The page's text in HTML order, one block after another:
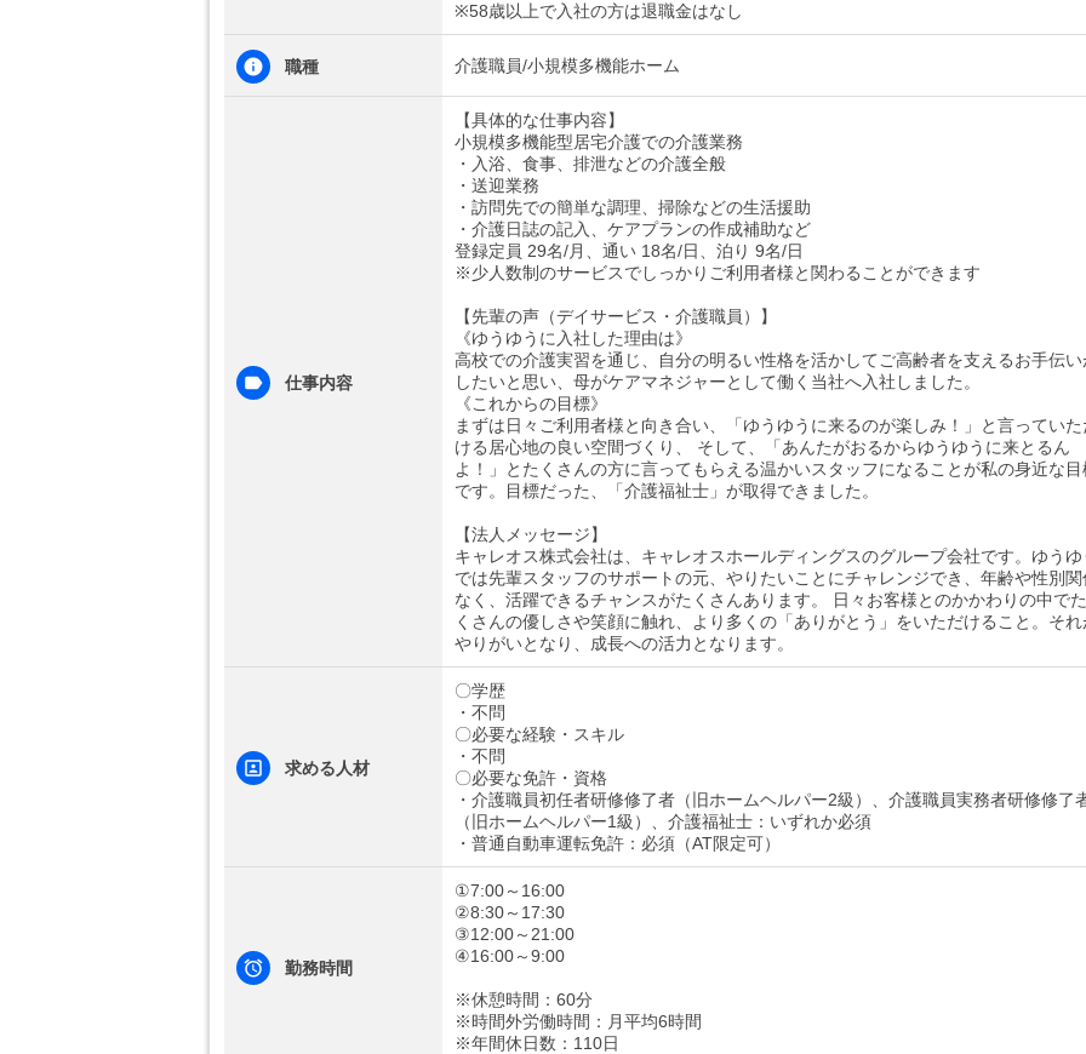
※58歳以上で入社の方は退職金はなし
職種 介護職員/小規模多機能ホーム
仕事内容
【具体的な仕事内容】
小規模多機能型居宅介護での介護業務
・入浴、食事、排泄などの介護全般
・送迎業務
・訪問先での簡単な調理、掃除などの生活援助
・介護日誌の記入、ケアプランの作成補助など
登録定員 29名/月、通い 18名/日、泊り 9名/日
※少人数制のサービスでしっかりご利用者様と関わることができます
【先輩の声（デイサービス・介護職員）】
《ゆうゆうに入社した理由は》
高校での介護実習を通じ、自分の明るい性格を活かしてご高齢者を支えるお手伝い
したいと思い、母がケアマネジャーとして働く当社へ入社しました。
《これからの目標》
まずは日々ご利用者様と向き合い、「ゆうゆうに来るのが楽しみ！」と言っていた
ける居心地の良い空間づくり、 そして、「あんたがおるからゆうゆうに来とるん
よ！」とたくさんの方に言ってもらえる温かいスタッフになることが私の身近な目
です。目標だった、「介護福祉士」が取得できました。
【法人メッセージ】
キャレオス株式会社は、キャレオスホールディングスのグループ会社です。ゆうゆ
では先輩スタッフのサポートの元、やりたいことにチャレンジでき、年齢や性別関
なく、活躍できるチャンスがたくさんあります。 日々お客様とのかかわりの中でた
くさんの優しさや笑顔に触れ、より多くの「ありがとう」をいただけること。それ
やりがいとなり、成長への活力となります。
求める人材
〇学歴
・不問
〇必要な経験・スキル
・不問
〇必要な免許・資格
・介護職員初任者研修修了者（旧ホームヘルパー2級）、介護職員実務者研修修了
（旧ホームヘルパー1級）、介護福祉士：いずれか必須
・普通自動車運転免許：必須（AT限定可）
勤務時間
①7:00～16:00
②8:30～17:30
③12:00～21:00
④16:00～9:00
※休憩時間：60分
※時間外労働時間：月平均6時間
※年間休日数：110日